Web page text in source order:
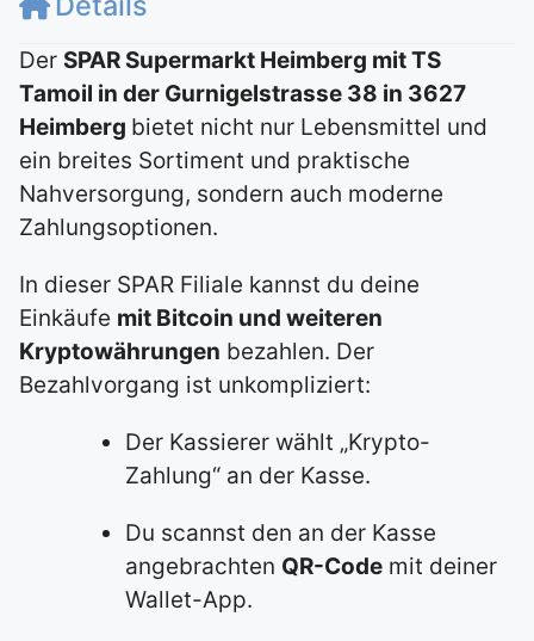
Der SPAR Supermarkt Heimberg mit TS
Tamoil in der Gurnigelstrasse 38 in 3627
Heimberg bietet nicht nur Lebensmittel und
ein breites Sortiment und praktische
Nahversorgung, sondern auch moderne
Zahlungsoptionen.
In dieser SPAR Filiale kannst du deine
Einkäufe mit Bitcoin und weiteren
Kryptowährungen bezahlen. Der
Bezahlvorgang ist unkompliziert:
Der Kassierer wählt „Krypto-
Zahlung“ an der Kasse.
Du scannst den an der Kasse
angebrachten QR-Code mit deiner
Wallet-App.